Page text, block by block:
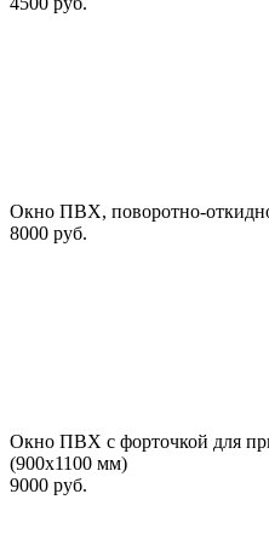
Окно ПВХ, поворотно-
8000 руб.
Окно ПВХ с форточкой для
(900х1100 мм)
9000 руб.